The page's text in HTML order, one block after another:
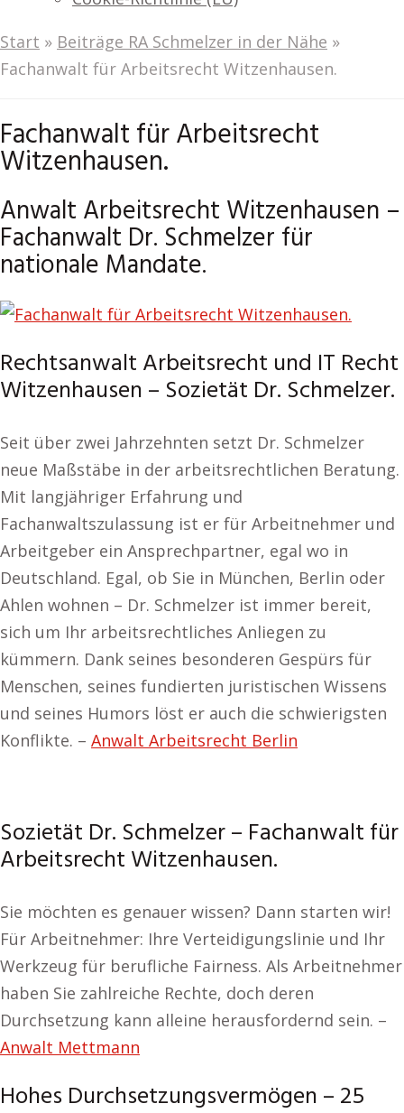
Start » Beiträge RA Schmelzer in der Nähe »
Fachanwalt für Arbeitsrecht Witzenhausen.
Fachanwalt für Arbeitsrecht
Witzenhausen.
Anwalt Arbeitsrecht Witzenhausen –
Fachanwalt Dr. Schmelzer für
nationale Mandate.
Rechtsanwalt Arbeitsrecht und IT Recht
Witzenhausen – Sozietät Dr. Schmelzer.
Seit über zwei Jahrzehnten setzt Dr. Schmelzer
neue Maßstäbe in der arbeitsrechtlichen Beratung.
Mit langjähriger Erfahrung und
Fachanwaltszulassung ist er für Arbeitnehmer und
Arbeitgeber ein Ansprechpartner, egal wo in
Deutschland. Egal, ob Sie in München, Berlin oder
Ahlen wohnen – Dr. Schmelzer ist immer bereit,
sich um Ihr arbeitsrechtliches Anliegen zu
kümmern. Dank seines besonderen Gespürs für
Menschen, seines fundierten juristischen Wissens
und seines Humors löst er auch die schwierigsten
Konflikte. – Anwalt Arbeitsrecht Berlin
Sozietät Dr. Schmelzer – Fachanwalt für
Arbeitsrecht Witzenhausen.
Sie möchten es genauer wissen? Dann starten wir!
Für Arbeitnehmer: Ihre Verteidigungslinie und Ihr
Werkzeug für berufliche Fairness. Als Arbeitnehmer
haben Sie zahlreiche Rechte, doch deren
Durchsetzung kann alleine herausfordernd sein. –
Anwalt Mettmann
Hohes Durchsetzungsvermögen – 25